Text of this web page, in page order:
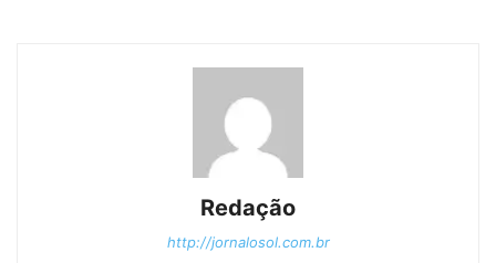
Redação
http://jornalosol.com.br